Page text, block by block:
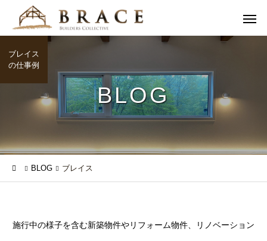
BLOG
ブレイス
の仕事例
BLOG ブレイス
施行中の様子を含む新築物件やリフォーム物件、リノベーション